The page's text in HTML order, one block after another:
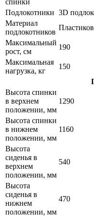
спинки
Подлокотники 3D
Материал
подлокотников
Максимальный
рост, см
190
Максимальная
нагрузка, кг
150
Высота спинки
в верхнем
положении, мм
1290
Высота спинки
в нижнем
положении, мм
1160
Высота
сиденья в
верхнем
положении, мм
540
Высота
сиденья в
нижнем
положении, мм
470